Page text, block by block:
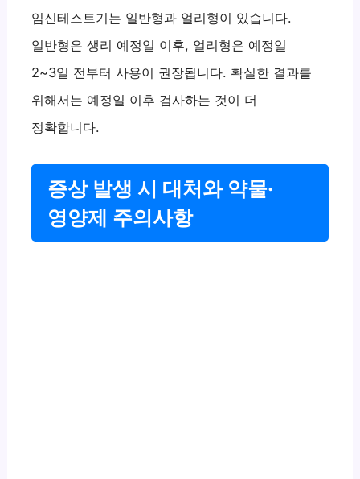
임신테스트기는 일반형과 얼리형이 있습니다.
일반형은 생리 예정일 이후, 얼리형은 예정일
2~3일 전부터 사용이 권장됩니다. 확실한 결과를
위해서는 예정일 이후 검사하는 것이 더
정확합니다.
증상 발생 시 대처와 약물·
영양제 주의사항